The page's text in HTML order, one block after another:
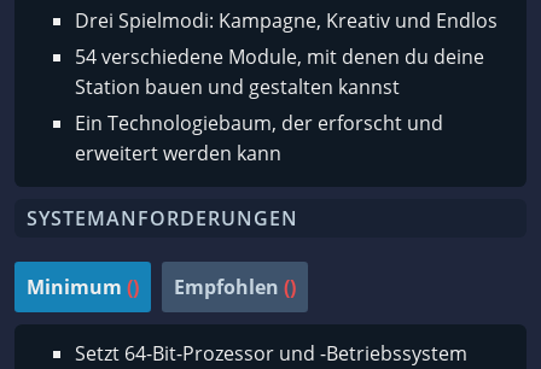
Drei Spielmodi: Kampagne, Kreativ und Endlos
54 verschiedene Module, mit denen du deine
Station bauen und gestalten kannst
Ein Technologiebaum, der erforscht und
erweitert werden kann
SYSTEMANFORDERUNGEN
Minimum () Empfohlen ()
Setzt 64-Bit-Prozessor und -Betriebssystem